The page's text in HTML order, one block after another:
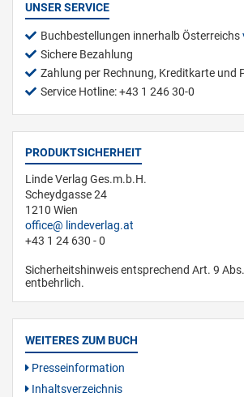
UNSER SERVICE
Buchbestellungen innerhalb Österreichs
Sichere Bezahlung
Zahlung per Rechnung, Kreditkarte und
Service Hotline: +43 1 246 30-0
PRODUKTSICHERHEIT
Linde Verlag Ges.m.b.H.
Scheydgasse 24
1210 Wien
office
lindeverlag.at
+43 1 24 630 - 0
Sicherheitshinweis entsprechend Art. 9
entbehrlich.
WEITERES ZUM BUCH
Presseinformation
Inhaltsverzeichnis